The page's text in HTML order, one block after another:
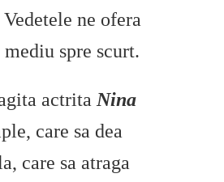
ne ofera
spre scurt.
actritaNina
care sa dea
care sa atraga